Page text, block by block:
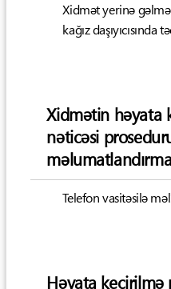
Xidmət yerinə
kağız daşıyıcısında
Xidmətin həyata
nəticəsi
Telefon vasitəsilə
Həyata keçirilmə